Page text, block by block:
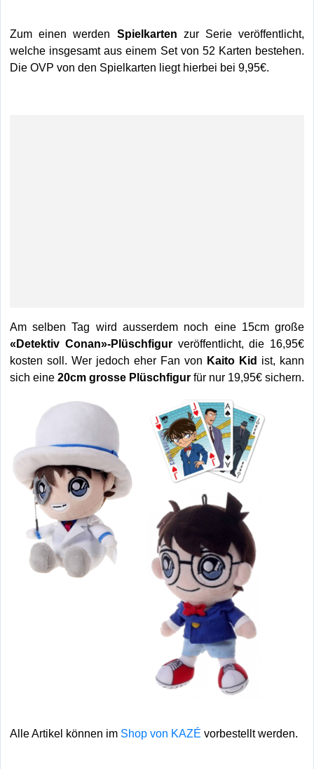
Zum einen werden Spielkarten zur Serie veröffentlicht,
welche insgesamt aus einem Set von 52 Karten bestehen.
Die OVP von den Spielkarten liegt hierbei bei 9,95€.
Am selben Tag wird ausserdem noch eine 15cm große
«Detektiv Conan»-Plüschfigurveröffentlicht, die 16,95€
kosten soll. Wer jedoch eher Fan von Kaito Kid ist, kann
sich eine 20cm grosse Plüschfigurfür nur 19,95€ sichern.
Alle Artikel können im Shop von KAZÉ vorbestellt werden.